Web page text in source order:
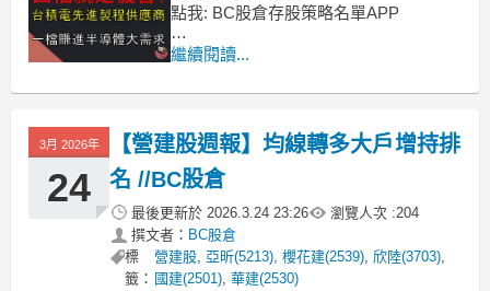
點我: BC股倉存股策略名單APP
這段時間因為美伊戰事，整個行情的波
股市波動比較劇烈的時候，透過指數
為現在都是很不錯的選擇
尤其美股這十幾年期間，跌破年線之
後，通常拉長時間回過頭
繼續閱讀...
3月 2026年
24
【營建股週報】均線轉多大戶增持排
名 //BC股倉
最後更新於 2026.3.24 23:26 瀏覽人次 :204
撰文者： BC股倉
標
籤：
營建股, 亞昕(5213),櫻花建(2539),欣陸(3703),
國建(2501),華建(2530)